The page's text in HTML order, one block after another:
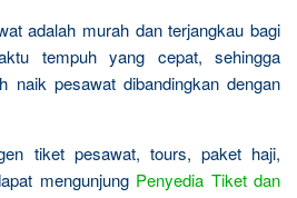
adalah murah dan terjangkau bagi
tempuh yang cepat, sehingga
naik pesawat dibandingkan dengan
tiket pesawat, tours, paket haji,
mengunjung Penyedia Tiket dan